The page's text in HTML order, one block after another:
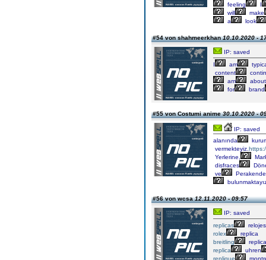
feeling
I
will
make
a
look
#54 von shahmeerkhan10.10.2020 -
IP: saved
I
am
content
am
about
for
brand
#55 von Costumi anime30.10.2020 -
IP: saved
alanında
vermekteyiz.
Yerlerine,
disfraces
ve
Perakende
#56 von wcsa12.11.2020 - 09:57
IP: saved
replicas
relojes
rolex
replica
breitling
replica
replica
uhren
replique